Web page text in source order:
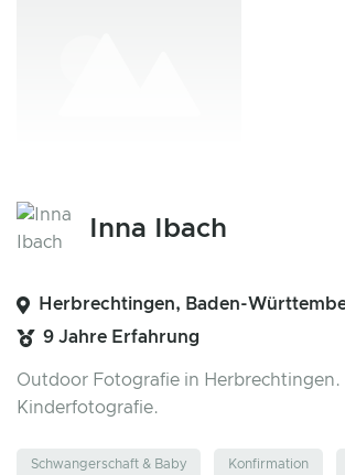
Inna Ibach
Herbrechtingen, Baden-
9 Jahre Erfahrung
Outdoor Fotografie in Herbrechtingen.
Kinderfotografie.
Schwangerschaft & Baby Konfirmation